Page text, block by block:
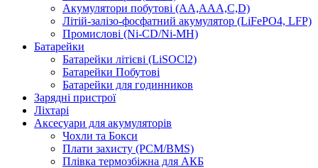
Акумулятори побутові (AA,AAA,C,D)
Літій-залізо-фосфатний акумулятор (LiFePO4, LFP)
Промислові (Ni-CD/Ni-MH)
Батарейки
Батарейки літієві (LiSOCl2)
Батарейки Побутові
Батарейки для годинников
Зарядні пристрої
Ліхтарі
Аксесуари для акумуляторів
Чохли та Бокси
Плати захисту (PCM/BMS)
Плівка термозбіжна для АКБ